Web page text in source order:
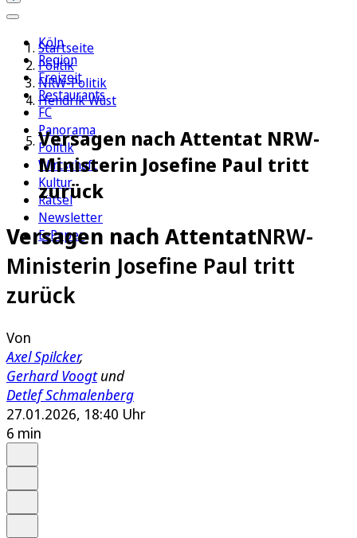
Köln
Region
Freizeit
Restaurants
FC
Panorama
Politik
Wirtschaft
Kultur
Rätsel
Newsletter
E-Paper
Startseite
Politik
NRW-Politik
Hendrik Wüst
Versagen nach Attentat NRW-
Ministerin Josefine Paul tritt
zurück
Versagen nach AttentatNRW-
Ministerin Josefine Paul tritt
zurück
Von
Axel Spilcker,
Gerhard Voogtund
Detlef Schmalenberg
27.01.2026, 18:40 Uhr
6 min